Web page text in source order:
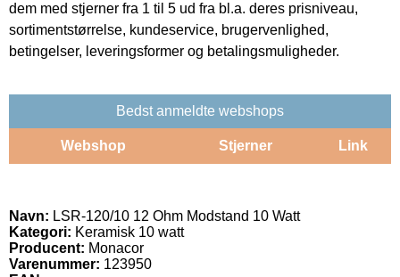
dem med stjerner fra 1 til 5 ud fra bl.a. deres prisniveau,
sortimentstørrelse, kundeservice, brugervenlighed,
betingelser, leveringsformer og betalingsmuligheder.
Bedst anmeldte webshops
Webshop Stjerner Link
Navn: LSR-120/10 12 Ohm Modstand 10 Watt
Kategori: Keramisk 10 watt
Producent: Monacor
Varenummer: 123950